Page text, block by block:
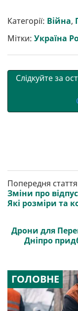
р
и
т
и
b
o
o
k
t
e
r
Категорії: Війна,
Мітки: Україна
Слідкуйте за
Попередня
Зміни про
Які розміри та
Дрони для
Дніпро
ГОЛОВНЕ